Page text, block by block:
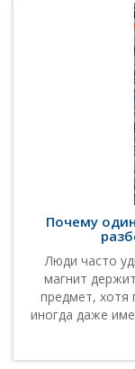
Почему
Люди часто
магнит
предмет, хотя
иногда даже